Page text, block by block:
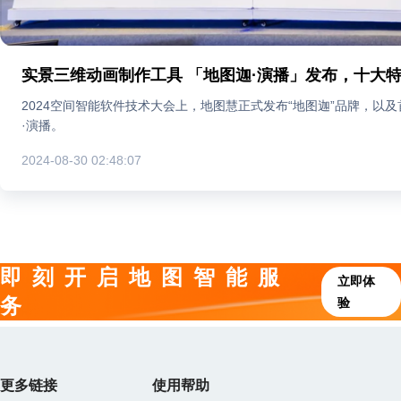
2024空间智能软件技术大会上，地图慧正式发布“地图迦”品牌，以
·演播。
2024-08-30 02:48:07
即刻开启地图智能服
务
立即体
验
更多链接 使用帮助